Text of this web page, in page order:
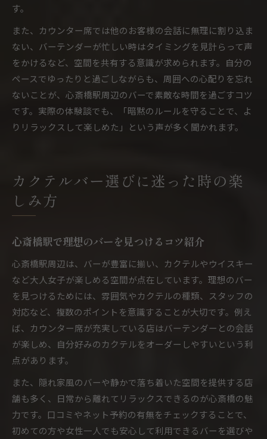
す。
また、カウンター席では他のお客様の会話に無理に割り込ま
ない、バーテンダーが忙しい時はタイミングを見計らって声
をかけるなど、空間を共有する意識が求められます。自分の
ペースでゆったりと過ごしながらも、周囲への心配りを忘れ
ないことが、心斎橋駅周辺のバーで素敵な時間を過ごすコツ
です。実際の体験談でも、「暗黙のルールを守ることで、よ
りリラックスして楽しめた」という声が多く聞かれます。
カクテルバー選びに迷った時の楽
しみ方
心斎橋駅で理想のバーを見つけるコツ紹介
心斎橋駅周辺は、バーが豊富に揃い、カクテルやウイスキー
など大人女子が楽しめる空間が点在しています。理想のバー
を見つけるためには、雰囲気やカクテルの種類、スタッフの
対応など、複数のポイントを意識することが大切です。例え
ば、カウンター席が充実している店はバーテンダーとの会話
が楽しめ、自分好みのカクテルをオーダーしやすいという利
点があります。
また、隠れ家風のバーや静かで落ち着いた空間を提供する店
舗も多く、日常から離れてリラックスできるのが心斎橋の魅
力です。口コミやネット予約の有無をチェックすることで、
初めての方や女性一人でも安心して利用できるバーを選びや